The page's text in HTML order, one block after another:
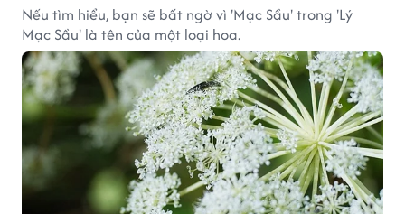
Nếu tìm hiểu, bạn sẽ bất ngờ vì 'Mạc Sầu' trong 'Lý
Mạc Sầu' là tên của một loại hoa.